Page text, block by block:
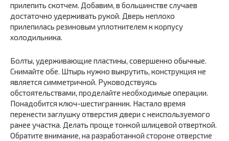
прилепить скотчем. Добавим, в большинстве случаев
достаточно удерживать рукой. Дверь неплохо
прилепилась резиновым уплотнителем к корпусу
холодильника.
Болты, удерживающие пластины, совершенно обычные.
Снимайте обе. Штырь нужно выкрутить, конструкция не
является симметричной. Руководствуясь
обстоятельствами, проделайте необходимые операции.
Понадобится ключ-шестигранник. Настало время
перенести заглушку отверстия двери с неиспользуемого
ранее участка. Делать проще тонкой шлицевой отверткой.
Обратите внимание, на разработанной стороне отверстие